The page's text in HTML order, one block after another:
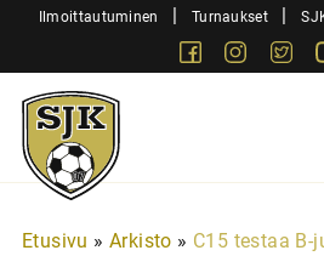
SiirryIlmoittautuminen | Turnaukset |
Facebook
Sjk-
Juniorit
Etusivu » Arkisto » C15 testaa B-